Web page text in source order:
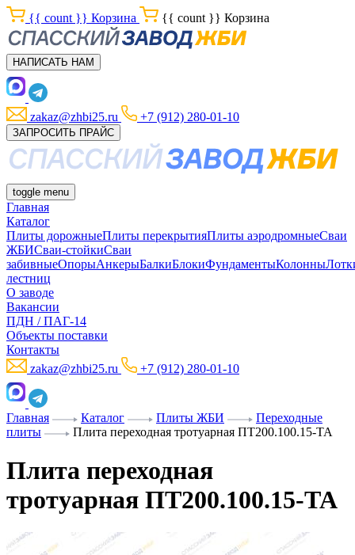
{{ count }} Корзина {{ count }} Корзина
НАПИСАТЬ НАМ
zakaz@zhbi25.ru +7 (912) 280-01-10
ЗАПРОСИТЬ ПРАЙС
toggle menu
Главная
Каталог
Плиты дорожныеПлиты перекрытияПлиты аэродромныеСваи
ЖБИСваи-стойкиСваи
забивныеОпорыАнкерыБалкиБлокиФундаментыКолонны
лестниц
О заводе
Вакансии
ПДН / ПАГ-14
Объекты поставки
Контакты
zakaz@zhbi25.ru
+7 (912) 280-01-10
Главная Каталог Плиты ЖБИ
Переходные
плиты
Плита переходная тротуарная ПТ200.100.15-ТА
Плита переходная
тротуарная ПТ200.100.15-ТА